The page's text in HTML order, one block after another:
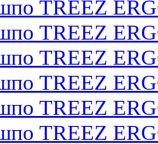
TREEZ
TREEZ
TREEZ
TREEZ
TREEZ
TREEZ